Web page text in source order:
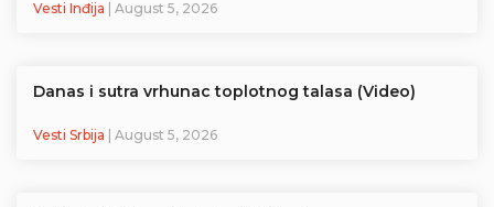
Vesti Inđija | August 5, 2026
Danas i sutra vrhunac toplotnog talasa (Video)
Vesti Srbija | August 5, 2026